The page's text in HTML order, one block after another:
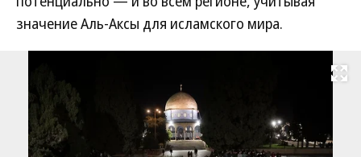
значение Аль-Аксы для исламского мира.
Развернуть